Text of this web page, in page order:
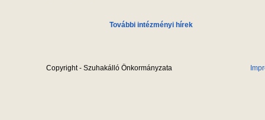
További intézményi hírek
Copyright - Szuhakálló Önkormányzata